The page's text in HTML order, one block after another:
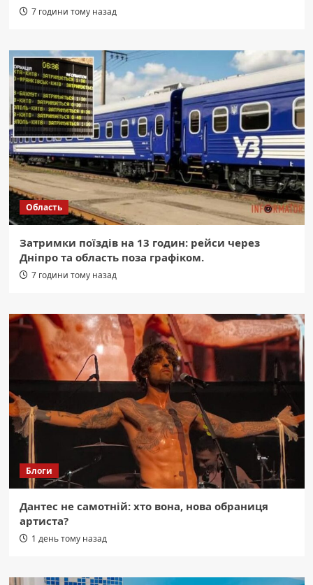
7 години тому назад
Область
Затримки поїздів на 13 годин: рейси через
Дніпро та область поза графіком.
7 години тому назад
Блоги
Дантес не самотній: хто вона, нова обраниця
артиста?
1 день тому назад